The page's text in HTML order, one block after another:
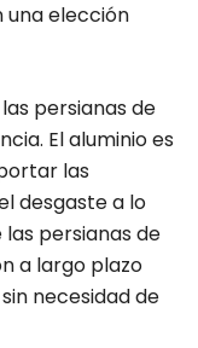
una elección
persianas de
El aluminio es
las
desgaste a lo
persianas de
a largo plazo
necesidad de